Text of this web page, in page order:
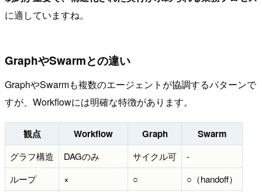
に適していますね。
GraphやSwarmとの違い
GraphやSwarmも複数のエージェントが協調するパターンで
すが、Workflowには明確な特徴があります。
観点 Workflow Graph Swarm
グラフ構造 DAGのみ サイクル可
-
ループ
× ○
○（handoff）